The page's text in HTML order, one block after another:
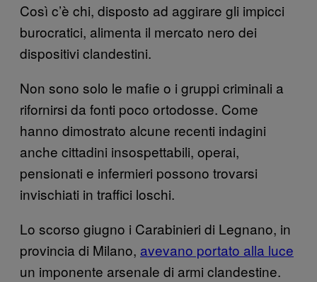
Così c’è chi, disposto ad aggirare gli impicci
burocratici, alimenta il mercato nero dei
dispositivi clandestini.
Non sono solo le mafie o i gruppi criminali a
rifornirsi da fonti poco ortodosse. Come
hanno dimostrato alcune recenti indagini
anche cittadini insospettabili, operai,
pensionati e infermieri possono trovarsi
invischiati in traffici loschi.
Lo scorso giugno i Carabinieri di Legnano, in
provincia di Milano, avevano portato alla luce
un imponente arsenale di armi clandestine.